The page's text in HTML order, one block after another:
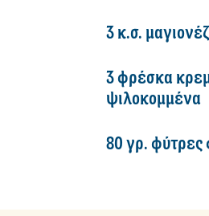
3 κ.σ.
3 φρέσκα
ψιλοκομμένα
80 γρ. φύτρες